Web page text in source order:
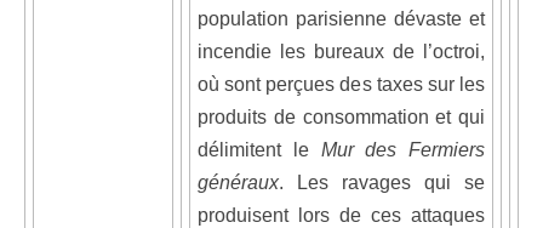
population parisienne dévaste et
incendie les bureaux de l’octroi,
où sont perçues des taxes sur les
produits de consommation et qui
délimitent le Mur des Fermiers
généraux. Les ravages qui se
produisent lors de ces attaques